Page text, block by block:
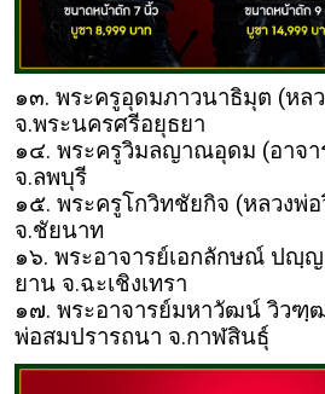
๑๓. พระครูอุดมภาวนาธิมุต (หล
จ.พระนครศรีอยุธยา
๑๔. พระครูวิมลญาณอุดม (อาจ
จ.ลพบุรี
๑๕. พระครูโกวิทชัยกิจ (หลวงพ่
จ.ชัยนาท
๑๖. พระอาจารย์เอกลักษณ์ ปญฺ
ยาน จ.ฉะเชิงเทรา
๑๗. พระอาจารย์มหาวัฒน์ วิวฑฺ
พ่อสมปรารถนา จ.กาฬสินธุ์